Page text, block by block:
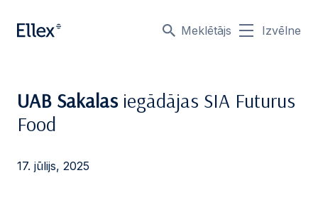
Meklētājs Izvēlne
UAB Sakalas iegādājas SIA Futurus
Food
17. jūlijs, 2025